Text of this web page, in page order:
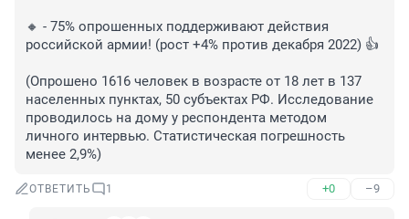
🔸 - 75% опрошенных поддерживают действия
российской армии! (рост +4% против декабря 2022) 👍
(Опрошено 1616 человек в возрасте от 18 лет в 137
населенных пунктах, 50 субъектах РФ. Исследование
проводилось на дому у респондента методом
личного интервью. Статистическая погрешность
менее 2,9%)
ОТВЕТИТЬ 1 +0 –9